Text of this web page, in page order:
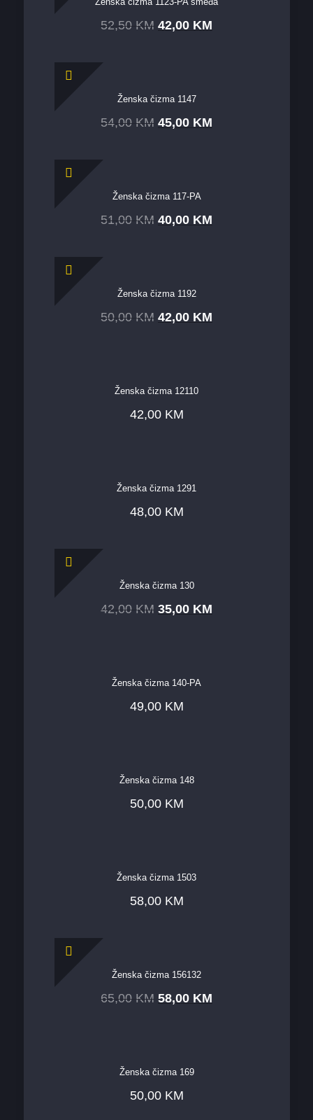
52,50 KM 42,00 KM
Ženska čizma 1147
54,00 KM 45,00 KM
Ženska čizma 117-PA
51,00 KM 40,00 KM
Ženska čizma 1192
50,00 KM 42,00 KM
Ženska čizma 12110
42,00 KM
Ženska čizma 1291
48,00 KM
Ženska čizma 130
42,00 KM 35,00 KM
Ženska čizma 140-PA
49,00 KM
Ženska čizma 148
50,00 KM
Ženska čizma 1503
58,00 KM
Ženska čizma 156132
65,00 KM 58,00 KM
Ženska čizma 169
50,00 KM